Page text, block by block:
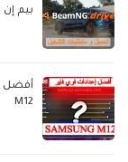
بيم
M12